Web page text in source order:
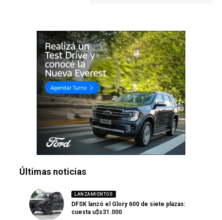
Últimas noticias
LANZAMIENTOS
DFSK lanzó el Glory 600 de siete plazas:
cuesta u$s31.000